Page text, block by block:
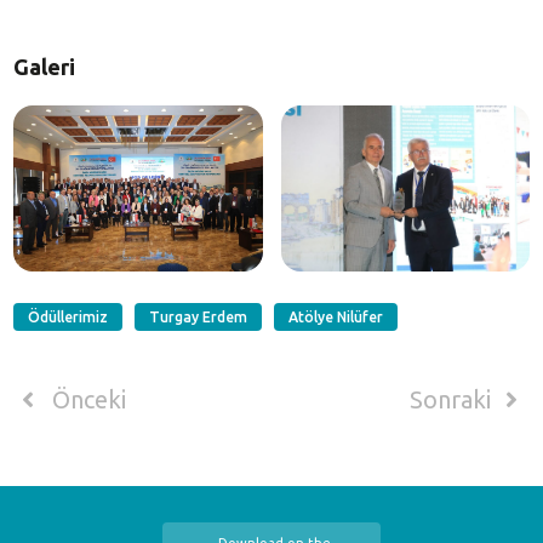
Galeri
Ödüllerimiz Turgay Erdem Atölye Nilüfer
Önceki Sonraki